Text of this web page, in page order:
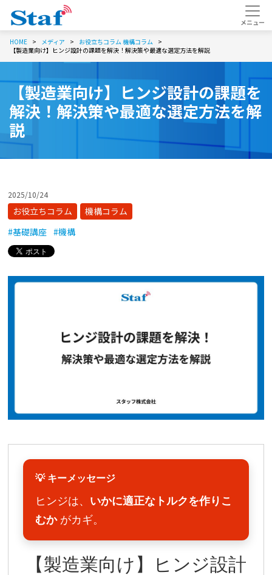
HOME メディア お役立ちコラム機構コラム
【製造業向け】ヒンジ設計の課題を解決！解決策や最適な選定方法を解説
【製造業向け】ヒンジ設計の課題を
解決！解決策や最適な選定方法を解
説
2025/10/24
お役立ちコラム
機構コラム
#基礎講座 #機構
💡 キーメッセージ
ヒンジは、 いかに適正なトルクを作りこ
むかがカギ。
【製造業向け】ヒンジ設計